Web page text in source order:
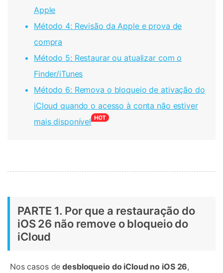
Apple
Método 4: Revisão da Apple e prova de
compra
Método 5: Restaurar ou atualizar com o
Finder/iTunes
Método 6: Remova o bloqueio de ativação do
iCloud quando o acesso à conta não estiver
mais disponível
PARTE 1. Por que a restauração do
iOS 26 não remove o bloqueio do
iCloud
Nos casos de desbloqueio do iCloud no iOS 26,